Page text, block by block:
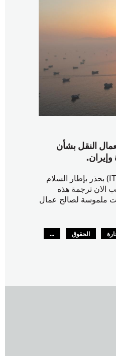
النقل بشأن
وإيران.
يرحب الاتحاد الدولي لعمال النقل (ITF) بحذر بإطار السلام
الان ترجمة هذه
ملموسة لصالح عمال
الحقوق
...